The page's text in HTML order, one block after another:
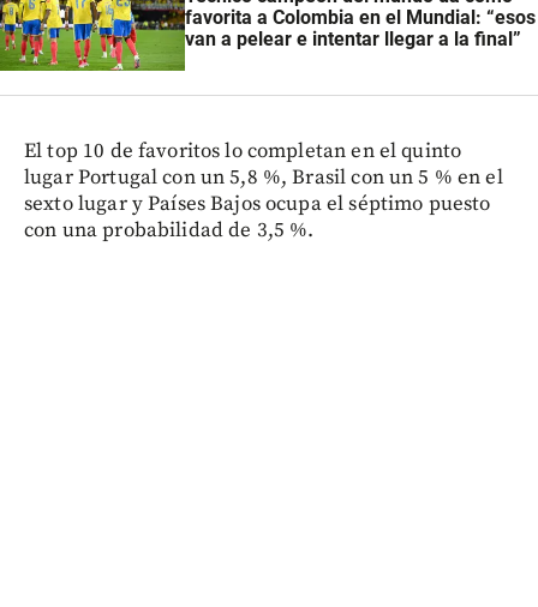
favorita a Colombia en el Mundial: “esos
van a pelear e intentar llegar a la final”
El top 10 de favoritos lo completan en el quinto
lugar Portugal con un 5,8 %, Brasil con un 5 % en el
sexto lugar y Países Bajos ocupa el séptimo puesto
con una probabilidad de 3,5 %.